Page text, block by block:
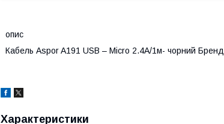
опис
Кабель Aspor A191 USB – Micro 2.4A/1м- чорний
Характеристики